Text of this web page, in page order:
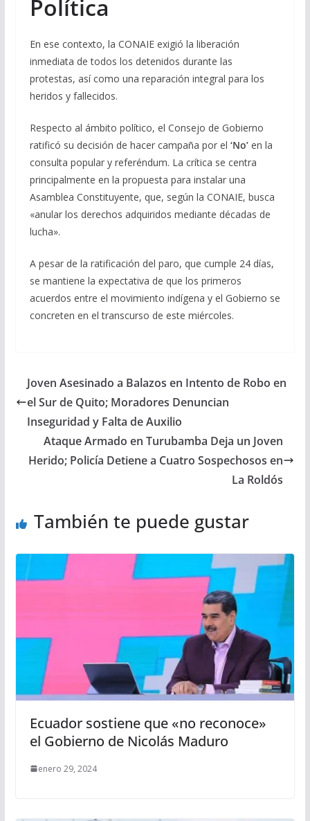
Política
En ese contexto, la CONAIE exigió la liberación
inmediata de todos los detenidos durante las
protestas, así como una reparación integral para los
heridos y fallecidos.
Respecto al ámbito político, el Consejo de Gobierno
ratificó su decisión de hacer campaña por el ‘No’en la
consulta popular y referéndum. La crítica se centra
principalmente en la propuesta para instalar una
Asamblea Constituyente, que, según la CONAIE, busca
«anular los derechos adquiridos mediante décadas de
lucha».
A pesar de la ratificación del paro, que cumple 24 días,
se mantiene la expectativa de que los primeros
acuerdos entre el movimiento indígena y el Gobierno se
concreten en el transcurso de este miércoles.
Joven Asesinado a Balazos en Intento de Robo en
el Sur de Quito; Moradores Denuncian
Inseguridad y Falta de Auxilio
Ataque Armado en Turubamba Deja un Joven
Herido; Policía Detiene a Cuatro Sospechosos en
La Roldós
También te puede gustar
Ecuador sostiene que «no reconoce»
el Gobierno de Nicolás Maduro
enero 29, 2024